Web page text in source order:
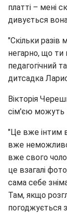
платті – мені
дивується
"Скільки
негарно, що
педагогічний
дитсадка
Вікторія
сім'єю можуть
"Це вже інтим
вже
вже свого
це взагалі
сама себе
Там, якщо
погоджується